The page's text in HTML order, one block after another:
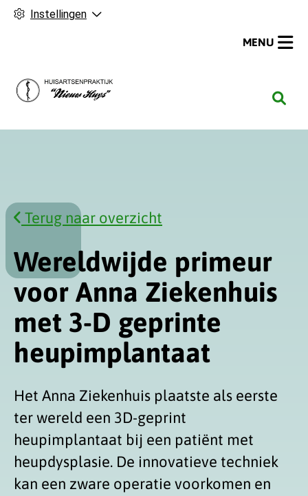
Instellingen
H
MENU
Terug naar overzicht
Wereldwijde primeur
voor Anna Ziekenhuis
met 3-D geprinte
heupimplantaat
Het Anna Ziekenhuis plaatste als eerste
ter wereld een 3D-geprint
heupimplantaat bij een patiënt met
heupdysplasie. De innovatieve techniek
kan een zware operatie voorkomen en